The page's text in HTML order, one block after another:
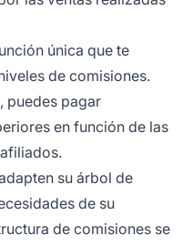
única que te
de comisiones.
puedes pagar
en función de las
su árbol de
de su
de comisiones se